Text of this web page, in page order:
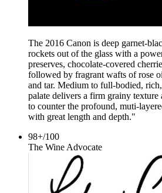
The 2016 Canon is deep garnet-
rockets out of the glass with a
preserves, chocolate-covered
followed by fragrant wafts of rose
and tar. Medium to full-bodied,
palate delivers a firm grainy
to counter the profound, muti-
with great length and depth."
98+/100
The Wine Advocate